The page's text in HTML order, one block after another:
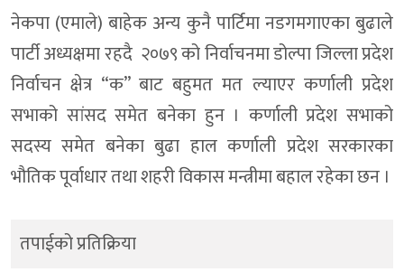
नेकपा (एमाले) बाहेक अन्य कुनै पार्टिमा नडगमगाएका बुढाले
पार्टी अध्यक्षमा रहदै २०७९ को निर्वाचनमा डोल्पा जिल्ला प्रदेश
निर्वाचन क्षेत्र “क” बाट बहुमत मत ल्याएर कर्णाली प्रदेश
सभाको सांसद समेत बनेका हुन । कर्णाली प्रदेश सभाको
सदस्य समेत बनेका बुढा हाल कर्णाली प्रदेश सरकारका
भौतिक पूर्वाधार तथा शहरी विकास मन्त्रीमा बहाल रहेका छन ।
तपाईको प्रतिक्रिया